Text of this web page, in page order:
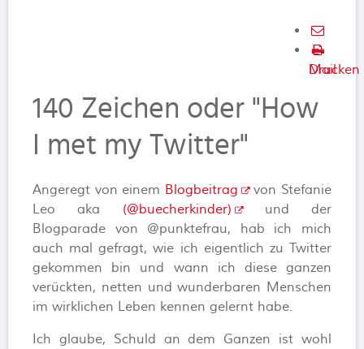
E-
Mail
Drucken
140 Zeichen oder "How
I met my Twitter"
Angeregt von einem Blogbeitrag
von Stefanie
Leo aka (@buecherkinder)
und der
Blogparade von @punktefrau, hab ich mich
auch mal gefragt, wie ich eigentlich zu Twitter
gekommen bin und wann ich diese ganzen
verückten, netten und wunderbaren Menschen
im wirklichen Leben kennen gelernt habe.
Ich glaube, Schuld an dem Ganzen ist wohl